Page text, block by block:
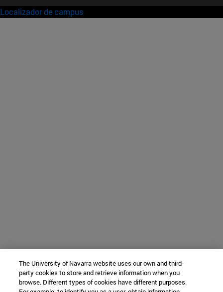
Localizador de campus
The University of Navarra website uses our own and third-
party cookies to store and retrieve information when you
browse. Different types of cookies have different purposes.